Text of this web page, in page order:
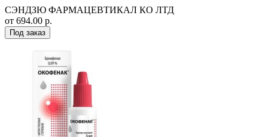
СЭНДЗЮ ФАРМАЦЕВТИКАЛ КО ЛТД
от 694.00 р.
Под заказ